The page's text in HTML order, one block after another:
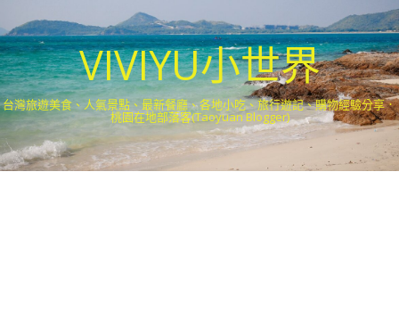
VIVIYU小世界
台灣旅遊美食、人氣景點、最新餐廳、各地小吃、旅行遊記、購物經驗分享．
桃園在地部落客(Taoyuan Blogger)